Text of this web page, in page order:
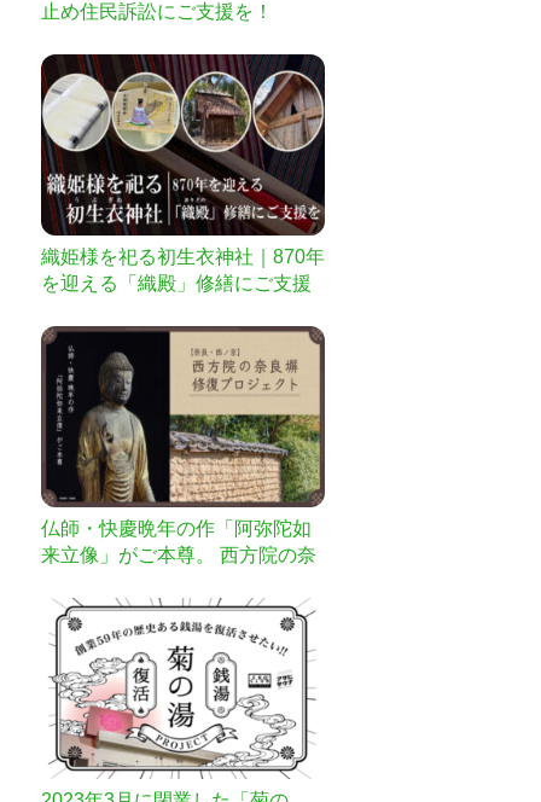
止め住民訴訟にご支援を！
織姫様を祀る初生衣神社｜870年
を迎える「織殿」修繕にご支援
仏師・快慶晩年の作「阿弥陀如
来立像」がご本尊。 西方院の奈